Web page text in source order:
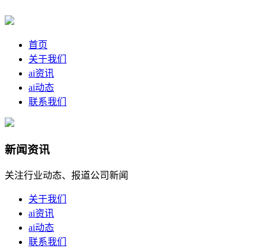
首页
关于我们
ai资讯
ai动态
联系我们
新闻资讯
关注行业动态、报道公司新闻
关于我们
ai资讯
ai动态
联系我们